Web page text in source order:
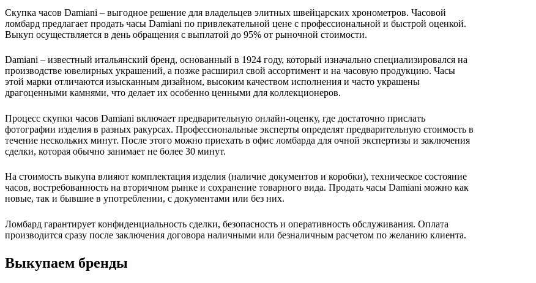
Скупка часов Damiani – выгодное решение для владельцев элитных швейцарских хронометров. Часовой
ломбард предлагает продать часы Damiani по привлекательной цене с профессиональной и быстрой оценкой.
Выкуп осуществляется в день обращения с выплатой до 95% от рыночной стоимости.
Damiani – известный итальянский бренд, основанный в 1924 году, который изначально специализировался на
производстве ювелирных украшений, а позже расширил свой ассортимент и на часовую продукцию. Часы
этой марки отличаются изысканным дизайном, высоким качеством исполнения и часто украшены
драгоценными камнями, что делает их особенно ценными для коллекционеров.
Процесс скупки часов Damiani включает предварительную онлайн-оценку, где достаточно прислать
фотографии изделия в разных ракурсах. Профессиональные эксперты определят предварительную стоимость в
течение нескольких минут. После этого можно приехать в офис ломбарда для очной экспертизы и заключения
сделки, которая обычно занимает не более 30 минут.
На стоимость выкупа влияют комплектация изделия (наличие документов и коробки), техническое состояние
часов, востребованность на вторичном рынке и сохранение товарного вида. Продать часы Damiani можно как
новые, так и бывшие в употреблении, с документами или без них.
Ломбард гарантирует конфиденциальность сделки, безопасность и оперативность обслуживания. Оплата
производится сразу после заключения договора наличными или безналичным расчетом по желанию клиента.
Выкупаем бренды